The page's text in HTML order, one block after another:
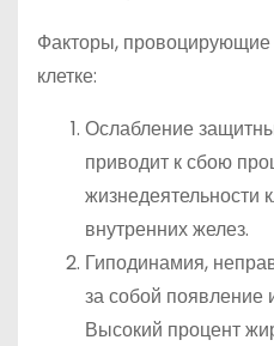
Факторы, провоцирующие
клетке:
Ослабление
приводит к сбою
жизнедеятельности
внутренних желез.
Гиподинамия,
за собой появление
Высокий процент